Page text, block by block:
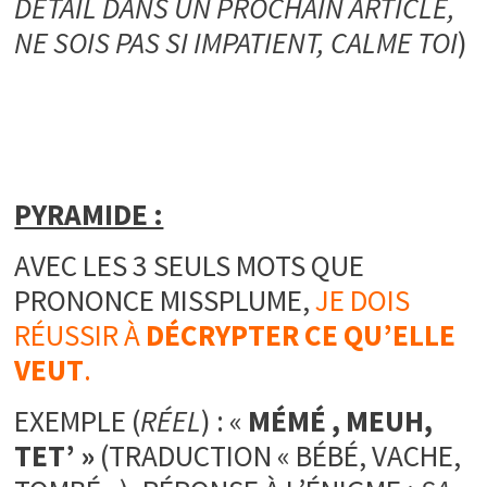
NE SOIS PAS SI IMPATIENT, CALME TOI)
PYRAMIDE :
AVEC LES 3 SEULS MOTS QUE
PRONONCE MISSPLUME,JE DOIS
RÉUSSIR À DÉCRYPTER CE QU’ELLE
VEUT.
EXEMPLE (RÉEL) : « MÉMÉ , MEUH,
TET’ » (TRADUCTION « BÉBÉ, VACHE,